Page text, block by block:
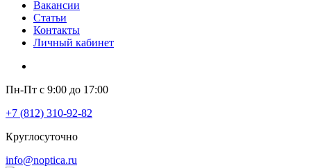
Вакансии
Статьи
Контакты
Личный кабинет
Пн-Пт с 9:00 до 17:00
+7 (812) 310-92-82
Круглосуточно
info@noptica.ru